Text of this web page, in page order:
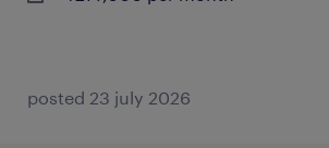
posted 23 july 2026